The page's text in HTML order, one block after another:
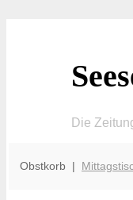
Die
Obstkorb |